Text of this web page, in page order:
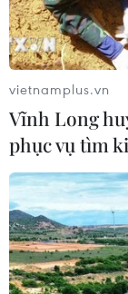
vietnamplus.vn
Vĩnh Long
phục vụ tìm